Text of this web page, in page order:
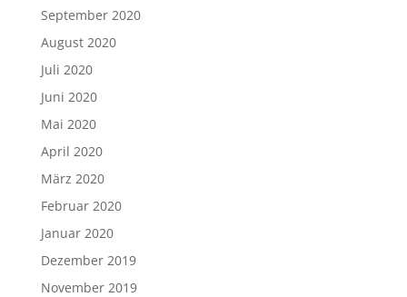
September 2020
August 2020
Juli 2020
Juni 2020
Mai 2020
April 2020
März 2020
Februar 2020
Januar 2020
Dezember 2019
November 2019